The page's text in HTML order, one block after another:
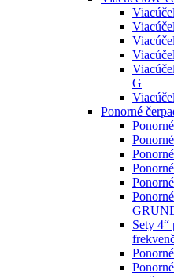
G
Ponorné
Sety 4“